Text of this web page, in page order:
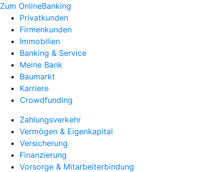
Zum OnlineBanking
Privatkunden
Firmenkunden
Immobilien
Banking & Service
Meine Bank
Baumarkt
Karriere
Crowdfunding
Zahlungsverkehr
Vermögen & Eigenkapital
Versicherung
Finanzierung
Vorsorge & Mitarbeiterbindung